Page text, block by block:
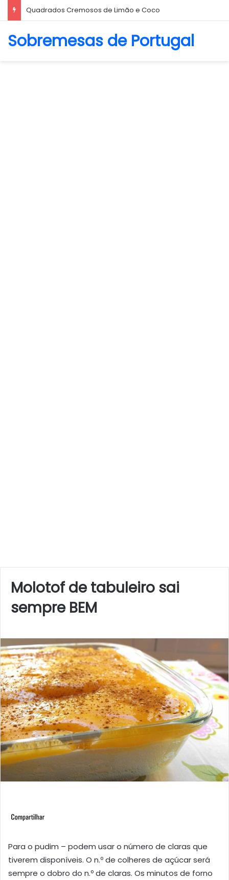
Biscoito Amanteigado
Sobremesas de Portugal
Molotof de tabuleiro sai
sempre BEM
Para o pudim – podem usar o número de claras que
tiverem disponíveis. O n.º de colheres de açúcar será
sempre o dobro do n.º de claras. Os minutos de forno